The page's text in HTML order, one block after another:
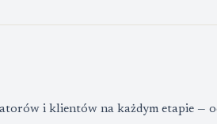
i klientów na każdym etapie —